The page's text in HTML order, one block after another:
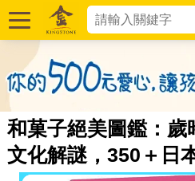
和菓子絕美圖鑑：歲
文化解謎，350＋日